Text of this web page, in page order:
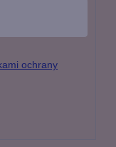
ochrany